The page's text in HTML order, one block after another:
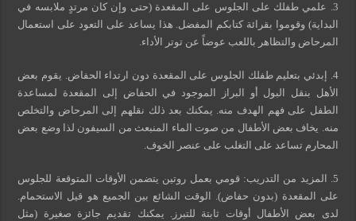
3. علمي طفلك على الجلوس على المقعدة (حتى وإن كان مرتدٍ ملابسه في
البداية) وقوموا بقرائة كتابكم المفضل. هذا يساعد على التعود على استعمال
المرحاض والتظاهر باللعب عوضاً عن توتر الأداء.
4. إبدئي بتعليم طفلك الجلوس على المقعدة دون ارتداء الحفاض. يقوم بعض
الأهل بنقل البول أو البراز الموجود في الحفاض إلى المقعدة لمساعدة
الطفل على فهم الهدف منه. يمكنك بعد ذلك نقلهم إلى المرحاض والتخلص
منه. يخاف بعض الأطفال من صوت الماء المنبعث من السيفون لذا وضع بعض
المحارم تساعد على التغلب على عنصر الخوف.
5. المزيد من التدريب: قومي بعمل روتين يتضمن الأوقات المتوقعة للجلوس
على المقعدة (بدون حفاض). الوقت الشائع بين الجميع هو قيل الاستحمام.
لدى بعض الأطفال أوقات ثابتة للتبرز. يمكنك تقديم جائزة صغيرة (مثل